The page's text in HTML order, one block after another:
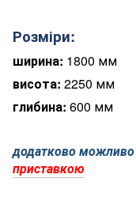
Розміри:
ширина: 1800 мм
висота: 2250 мм
глибина: 600 мм
додатково
приставкою